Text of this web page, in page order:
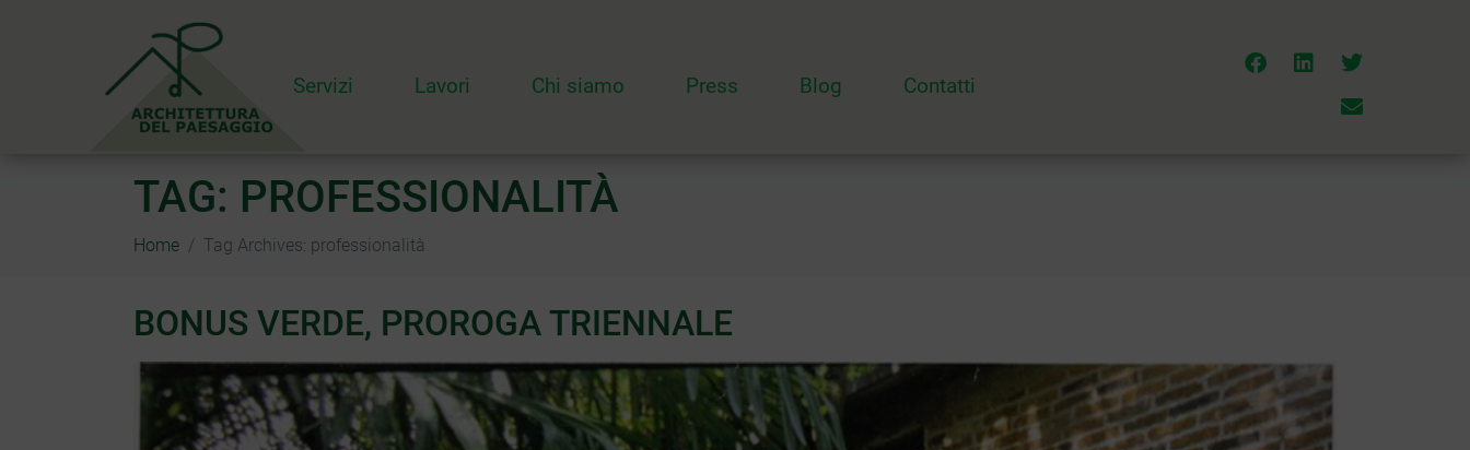
Servizi Lavori Chi siamo Press Blog Contatti
TAG: PROFESSIONALITÀ
Home Tag Archives: professionalità
BONUS VERDE, PROROGA TRIENNALE